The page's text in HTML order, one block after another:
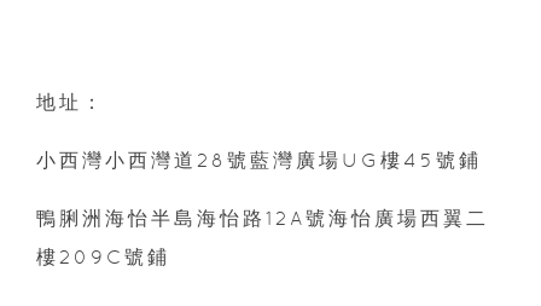
地址：
小西灣小西灣道28號藍灣廣場UG樓45號鋪
鴨脷洲海怡半島海怡路12A號海怡廣場西翼二
樓209C號鋪